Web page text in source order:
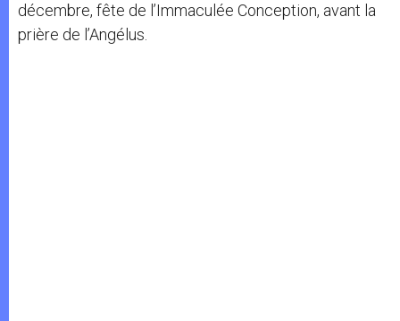
décembre, fête de l’Immaculée Conception, avant la
prière de l’Angélus.